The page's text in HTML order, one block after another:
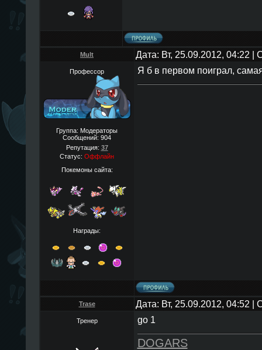
Mult Дата: Вт, 25.09.2012, 04:22
Профессор
Группа: Модераторы
Сообщений: 904
Репутация: 37
Статус: Оффлайн
Покемоны сайта:
Награды:
Я б в первом поиграл,
Trase Дата: Вт, 25.09.2012, 04:52
Тренер go 1
DOGARS